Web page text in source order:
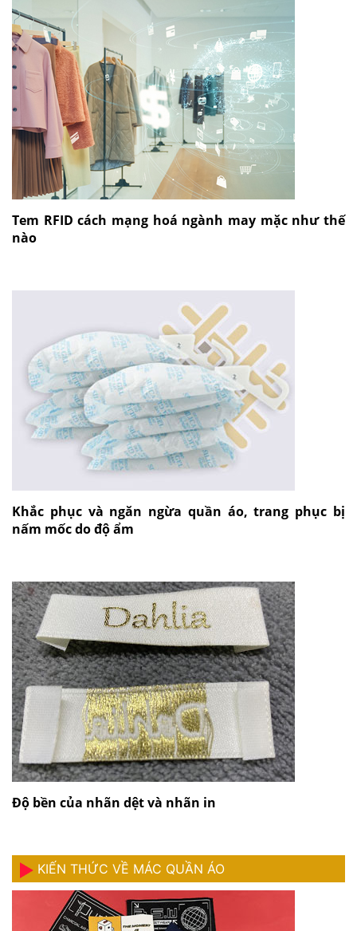
Tem RFID cách mạng hoá ngành may mặc như thế
nào
Khắc phục và ngăn ngừa quần áo, trang phục bị
nấm mốc do độ ẩm
Độ bền của nhãn dệt và nhãn in
KIẾN THỨC VỀ MÁC QUẦN ÁO